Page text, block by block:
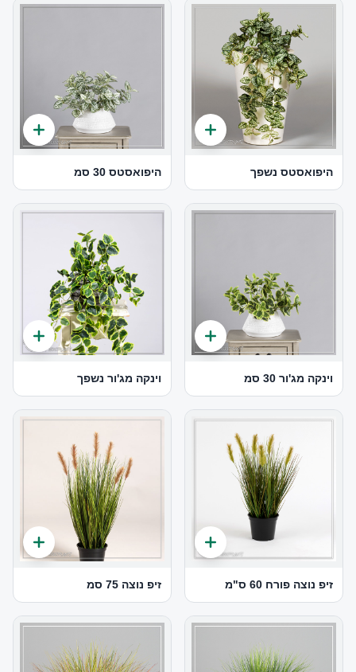
היפואסטס נשפך היפואסטס 30 סמ
וינקה מג'ור 30 סמ וינקה מג'ור נשפך
זיפ נוצה פורח 60 ס"מ זיפ נוצה 75 סמ